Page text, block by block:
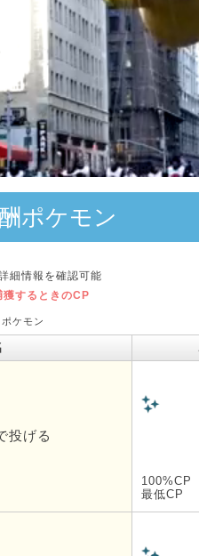
ポケモン
細情報を確認可能
獲するときのCP
ケモン
投げる
100%CP
最低CP